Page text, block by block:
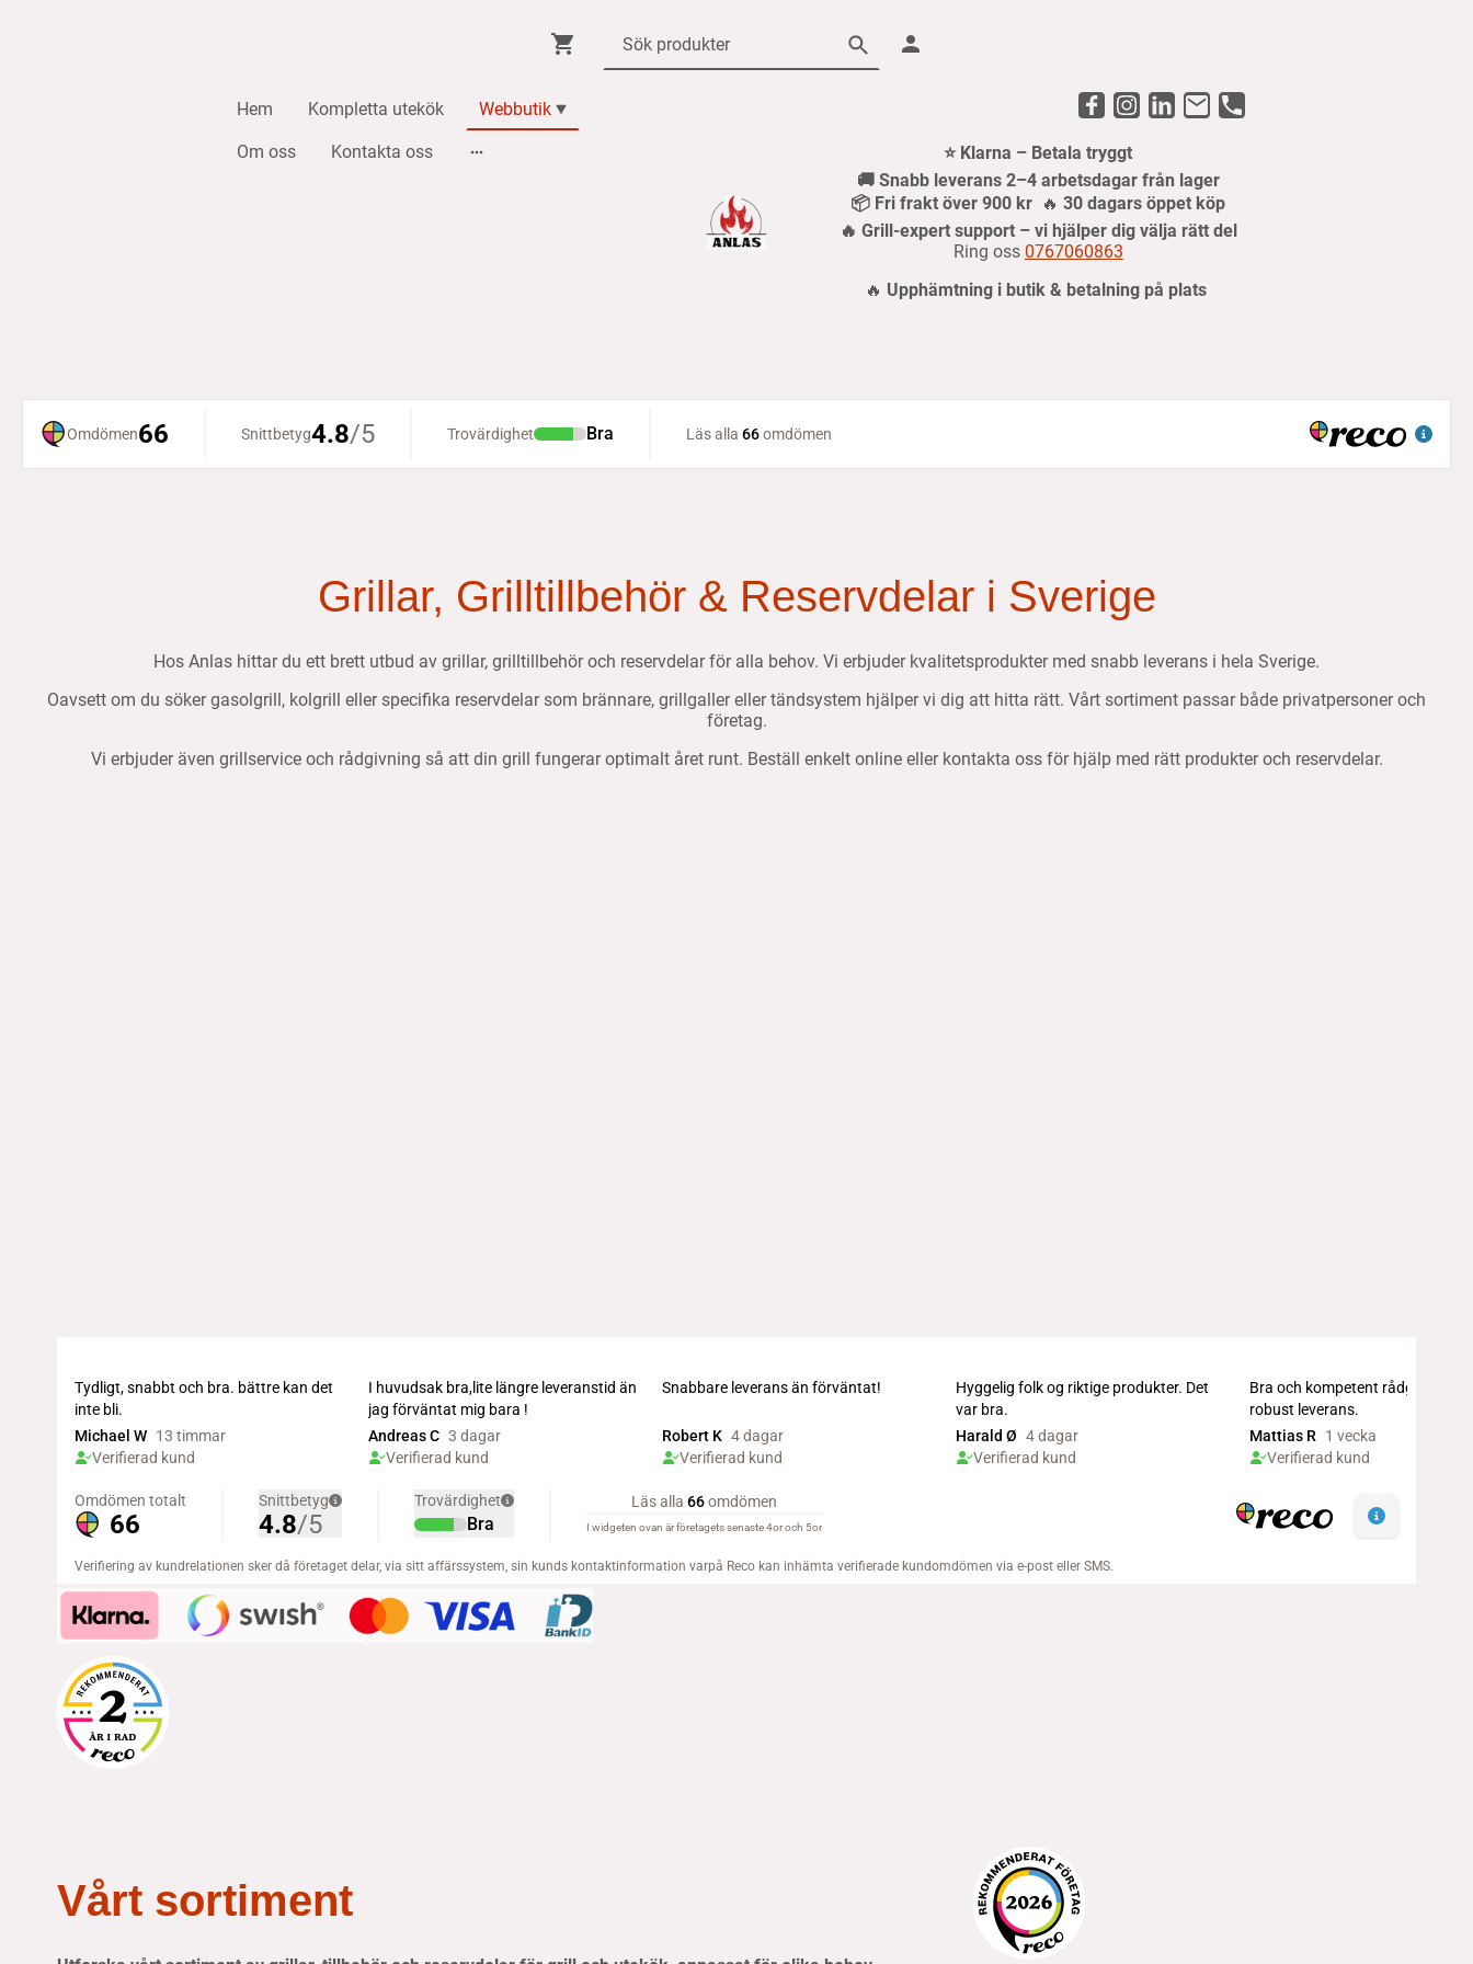
Hem Kompletta utekök Webbutik
Om oss Kontakta oss
⭐ Klarna – Betala tryggt
🚚 Snabb leverans 2–4 arbetsdagar från lager
📦 Fri frakt över 900 kr 🔥30 dagars öppet köp
🔥 Grill-expert support – vi hjälper dig välja rätt del
Ring oss 0767060863
🔥 Upphämtning i butik & betalning på plats
Grillar, Grilltillbehör & Reservdelar i Sverige
Hos Anlas hittar du ett brett utbud av grillar, grilltillbehör och reservdelar för alla behov. Vi erbjuder kvalitetsprodukter med snabb leverans i hela Sverige.
Oavsett om du söker gasolgrill, kolgrill eller specifika reservdelar som brännare, grillgaller eller tändsystem hjälper vi dig att hitta rätt. Vårt sortiment passar både privatpersoner och
företag.
Vi erbjuder även grillservice och rådgivning så att din grill fungerar optimalt året runt. Beställ enkelt online eller kontakta oss för hjälp med rätt produkter och reservdelar.
Vårt sortiment